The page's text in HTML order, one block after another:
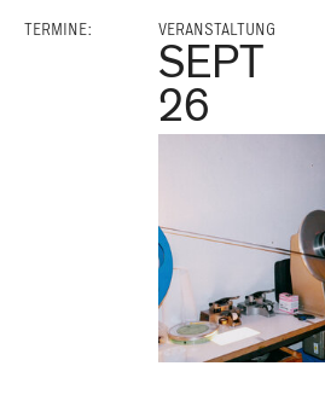
TERMINE: VERANSTALTUNG
SEPT
26